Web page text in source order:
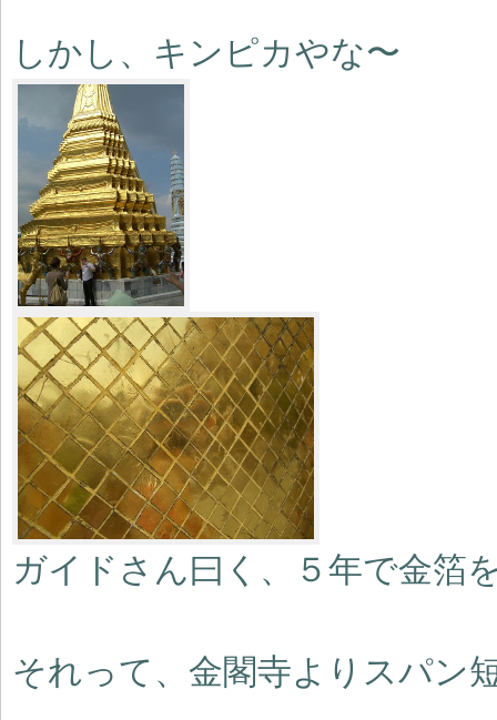
しかし、キンピカやな〜
ガイドさん曰く、５年で金箔
それって、金閣寺よりスパン